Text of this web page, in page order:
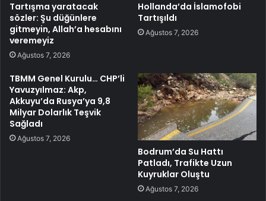
Tartışma yaratacak
sözler: Şu düğünlere
gitmeyin, Allah’a hesabını
veremeyiz
Ağustos 7, 2026
Hollanda’da İslamofobi
Tartışıldı
Ağustos 7, 2026
TBMM Genel Kurulu… CHP’li
Yavuzyılmaz: Akp,
Akkuyu’da Rusya’ya 9,8
Milyar Dolarlık Teşvik
Sağladı
Ağustos 7, 2026
Bodrum’da Su Hattı
Patladı, Trafikte Uzun
Kuyruklar Oluştu
Ağustos 7, 2026